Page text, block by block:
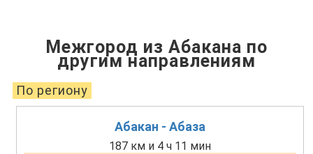
Межгород из Абакана по
другим направлениям
По региону
Абакан - Абаза
187 км и 4 ч 11 мин